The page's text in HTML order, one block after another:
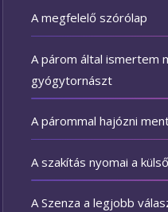
A megfelelő szórólap
A párom által ismertem
gyógytornászt
A párommal hajózni
A szakítás nyomai a
A Szenza a legjobb